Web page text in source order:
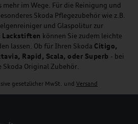
im Wege. Für die Reinigung und
Skoda Pflegezubehör wie z.B.
und Glaspolitur zur
Lackstiften können Sie zudem leichte
lassen. Ob für Ihren Skoda Citigo,
Rapid, Scala, oder Superb - bei
Original Zubehör.
gesetzlicher MwSt. und Versand